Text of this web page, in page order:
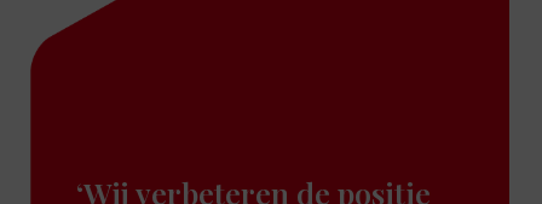
‘Wij verbeteren de positie